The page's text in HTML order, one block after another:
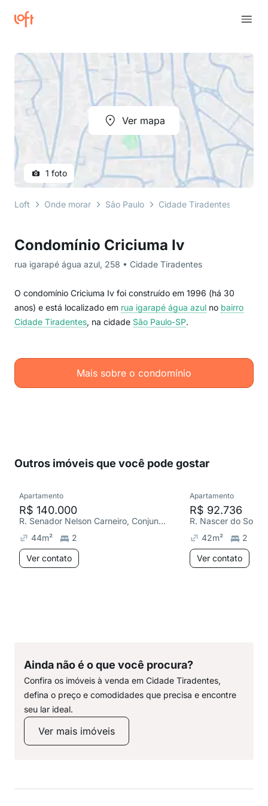
Condomínio Criciuma Iv
rua igarapé água azul, 258 • Cidade Tiradentes
O condomínio Criciuma Iv foi construído em 1996 (há 30
anos) e está localizado em rua igarapé água azul no bairro
Cidade Tiradentes, na cidade São Paulo-SP.
Mais sobre o condomínio
Ver mapa
1 foto
Loft Onde morar São Paulo Cidade Tiradentes
Outros imóveis que você pode gostar
Apartamento
R$ 140.000
R. Senador Nelson Carneiro, Conjunto Habitacional Santa Etelvina II
44m²
2
Ver contato
Apartamento
R$ 92.736
42m²
2
Ver contato
Ainda não é o que você procura?
Confira os imóveis à venda em Cidade Tiradentes,
defina o preço e comodidades que precisa e encontre
seu lar ideal.
Ver mais imóveis